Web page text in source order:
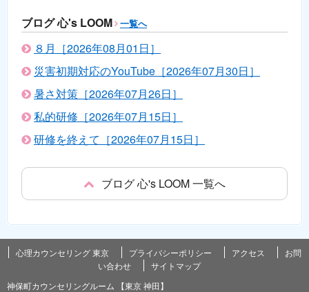
ブログ 心's LOOM 一覧へ
８月［2026年08月01日］
災害初期対応のYouTube［2026年07月30日］
暑さ対策［2026年07月26日］
私的研修［2026年07月15日］
研修を終えて［2026年07月15日］
ブログ 心's LOOM 一覧へ
心理カウンセリング 東京 プライバシーポリシー アクセス
お問
い合わせ
サイトマップ
神保町カウンセリングルーム 【東京 神田】